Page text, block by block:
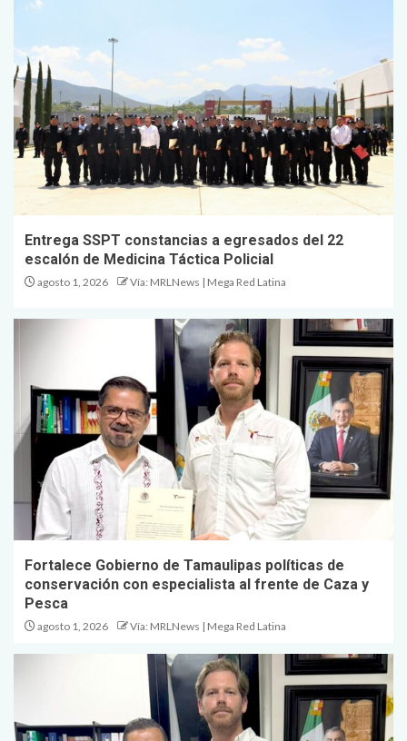
Entrega SSPT constancias a egresados del 22
escalón de Medicina Táctica Policial
agosto 1, 2026 Vía: MRLNews | Mega Red Latina
Fortalece Gobierno de Tamaulipas políticas de
conservación con especialista al frente de Caza y
Pesca
agosto 1, 2026 Vía: MRLNews | Mega Red Latina